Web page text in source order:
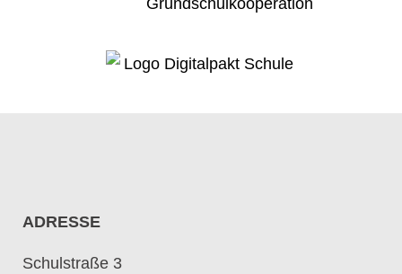
ADRESSE
Schulstraße 3